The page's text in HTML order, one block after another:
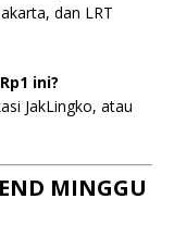
dan LRT
ini?
JakLingko, atau
MINGGU